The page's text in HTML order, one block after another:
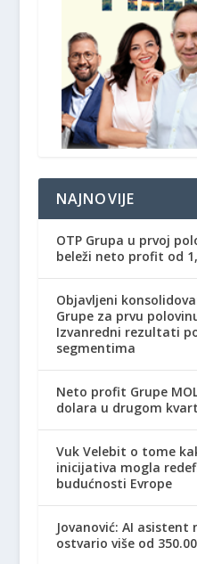
NAJNOVIJE
OTP Grupa u prvoj
beleži neto profit od
Objavljeni
Grupe za prvu
Izvanredni rezultati
segmentima
Neto profit Grupe
dolara u drugom
Vuk Velebit o tome
inicijativa mogla
budućnosti Evrope
Jovanović: AI asistent
ostvario više od